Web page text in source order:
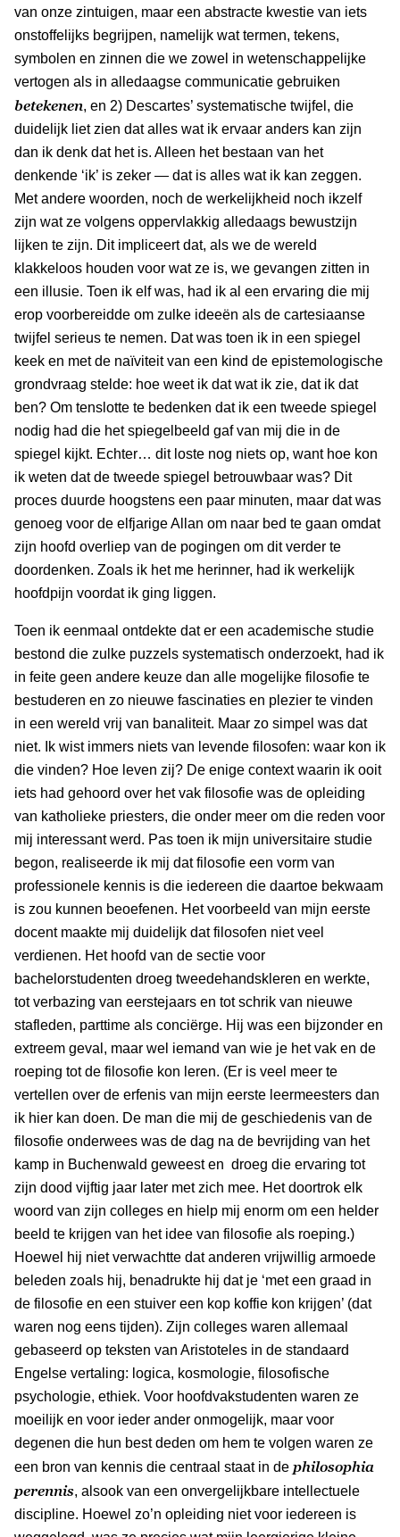
van onze zintuigen, maar een abstracte kwestie van iets
onstoffelijks begrijpen, namelijk wat termen, tekens,
symbolen en zinnen die we zowel in wetenschappelijke
vertogen als in alledaagse communicatie gebruiken
betekenen, en 2) Descartes’ systematische twijfel, die
duidelijk liet zien dat alles wat ik ervaar anders kan zijn
dan ik denk dat het is. Alleen het bestaan van het
denkende ‘ik’ is zeker — dat is alles wat ik kan zeggen.
Met andere woorden, noch de werkelijkheid noch ikzelf
zijn wat ze volgens oppervlakkig alledaags bewustzijn
lijken te zijn. Dit impliceert dat, als we de wereld
klakkeloos houden voor wat ze is, we gevangen zitten in
een illusie. Toen ik elf was, had ik al een ervaring die mij
erop voorbereidde om zulke ideeën als de cartesiaanse
twijfel serieus te nemen. Dat was toen ik in een spiegel
keek en met de naïviteit van een kind de epistemologische
grondvraag stelde: hoe weet ik dat wat ik zie, dat ik dat
ben? Om tenslotte te bedenken dat ik een tweede spiegel
nodig had die het spiegelbeeld gaf van mij die in de
spiegel kijkt. Echter… dit loste nog niets op, want hoe kon
ik weten dat de tweede spiegel betrouwbaar was? Dit
proces duurde hoogstens een paar minuten, maar dat was
genoeg voor de elfjarige Allan om naar bed te gaan omdat
zijn hoofd overliep van de pogingen om dit verder te
doordenken. Zoals ik het me herinner, had ik werkelijk
hoofdpijn voordat ik ging liggen.
Toen ik eenmaal ontdekte dat er een academische studie
bestond die zulke puzzels systematisch onderzoekt, had ik
in feite geen andere keuze dan alle mogelijke filosofie te
bestuderen en zo nieuwe fascinaties en plezier te vinden
in een wereld vrij van banaliteit. Maar zo simpel was dat
niet. Ik wist immers niets van levende filosofen: waar kon ik
die vinden? Hoe leven zij? De enige context waarin ik ooit
iets had gehoord over het vak filosofie was de opleiding
van katholieke priesters, die onder meer om die reden voor
mij interessant werd. Pas toen ik mijn universitaire studie
begon, realiseerde ik mij dat filosofie een vorm van
professionele kennis is die iedereen die daartoe bekwaam
is zou kunnen beoefenen. Het voorbeeld van mijn eerste
docent maakte mij duidelijk dat filosofen niet veel
verdienen. Het hoofd van de sectie voor
bachelorstudenten droeg tweedehandskleren en werkte,
tot verbazing van eerstejaars en tot schrik van nieuwe
stafleden, parttime als conciërge. Hij was een bijzonder en
extreem geval, maar wel iemand van wie je het vak en de
roeping tot de filosofie kon leren. (Er is veel meer te
vertellen over de erfenis van mijn eerste leermeesters dan
ik hier kan doen. De man die mij de geschiedenis van de
filosofie onderwees was de dag na de bevrijding van het
kamp in Buchenwald geweest en droeg die ervaring tot
zijn dood vijftig jaar later met zich mee. Het doortrok elk
woord van zijn colleges en hielp mij enorm om een helder
beeld te krijgen van het idee van filosofie als roeping.)
Hoewel hij niet verwachtte dat anderen vrijwillig armoede
beleden zoals hij, benadrukte hij dat je ‘met een graad in
de filosofie en een stuiver een kop koffie kon krijgen’ (dat
waren nog eens tijden). Zijn colleges waren allemaal
gebaseerd op teksten van Aristoteles in de standaard
Engelse vertaling: logica, kosmologie, filosofische
psychologie, ethiek. Voor hoofdvakstudenten waren ze
moeilijk en voor ieder ander onmogelijk, maar voor
degenen die hun best deden om hem te volgen waren ze
een bron van kennis die centraal staat in de philosophia
perennis, alsook van een onvergelijkbare intellectuele
discipline. Hoewel zo’n opleiding niet voor iedereen is